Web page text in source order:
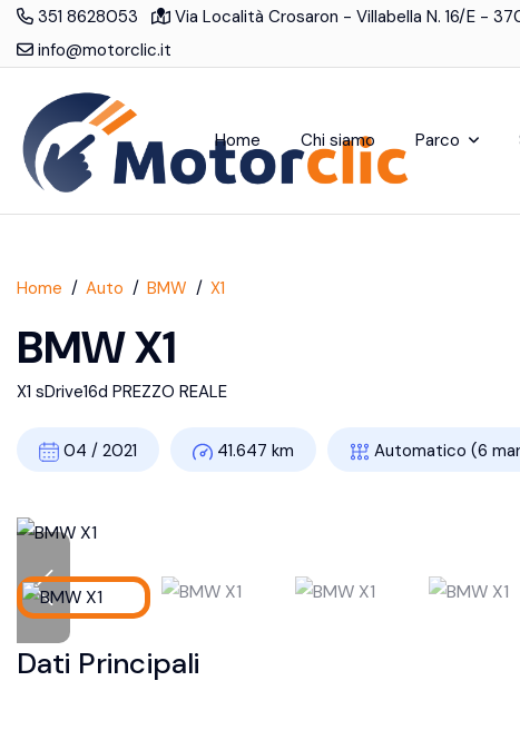
351 8628053
Via Località Crosaron - Villabella N. 16/E -
info@motorclic.it
Home Chi siamo Parco
Home Auto BMW X1
BMW X1
X1 sDrive16d PREZZO REALE
04 / 2021 41.647 km Automatico (6
Dati Principali